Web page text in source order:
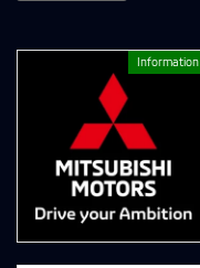
Information